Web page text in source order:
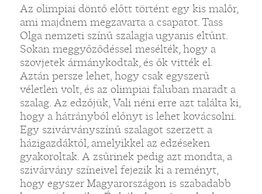
Az olimpiai döntő előtt történt egy kis malőr,
ami majdnem megzavarta a csapatot. Tass
Olga nemzeti színű szalagja ugyanis eltűnt.
Sokan meggyőződéssel mesélték, hogy a
szovjetek ármánykodtak, és ők vitték el.
Aztán persze lehet, hogy csak egyszerű
véletlen volt, és az olimpiai faluban maradt a
szalag. Az edzőjük, Vali néni erre azt találta ki,
hogy a hátrányból előnyt is lehet kovácsolni.
Egy szivárványszínű szalagot szerzett a
házigazdáktól, amelyikkel az edzéseken
gyakoroltak. A zsűrinek pedig azt mondta, a
szivárvány színeivel fejezik ki a reményt,
hogy egyszer Magyarországon is szabadabb